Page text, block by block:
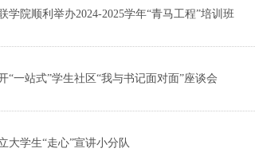
学院顺利举办2024-2025学年“青马工程”培训班
“一站式”学生社区“我与书记面对面”座谈会
大学生“走心”宣讲小分队